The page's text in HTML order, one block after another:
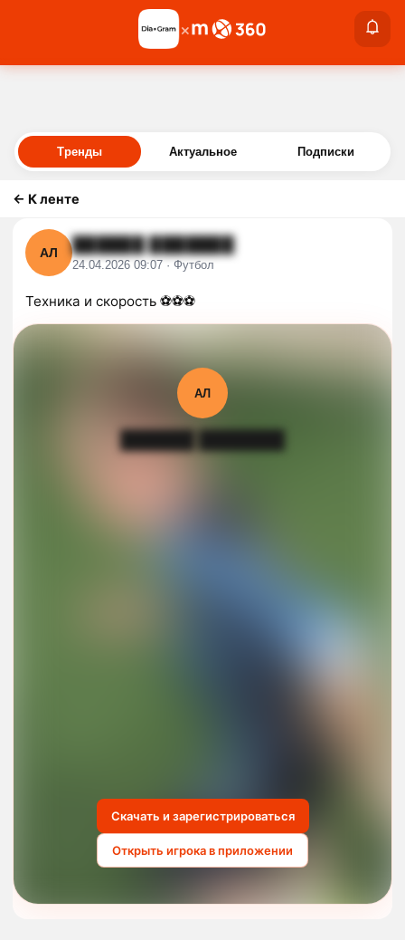
Войти
×
Тренды Актуальное Подписки
← К ленте
АЛ ██████ ███████
24.04.2026 09:07 · Футбол
Техника и скорость ⚽️⚽️⚽️
АЛ
██████ ███████
Скачать и зарегистрироваться
Открыть игрока в приложении